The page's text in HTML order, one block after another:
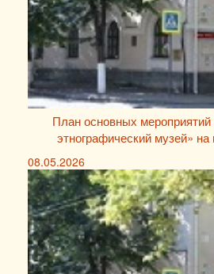
План основных
этнографический музей»
08.05.2026